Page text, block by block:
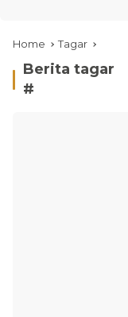
Home Tagar
Berita tagar
#